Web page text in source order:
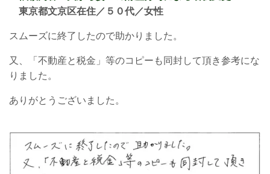
東京都文京区在住／５０代／女性
スムーズに終了したので助かりました。
又、「不動産と税金」等のコピーも同封して頂き参考にな
りました。
ありがとうございました。